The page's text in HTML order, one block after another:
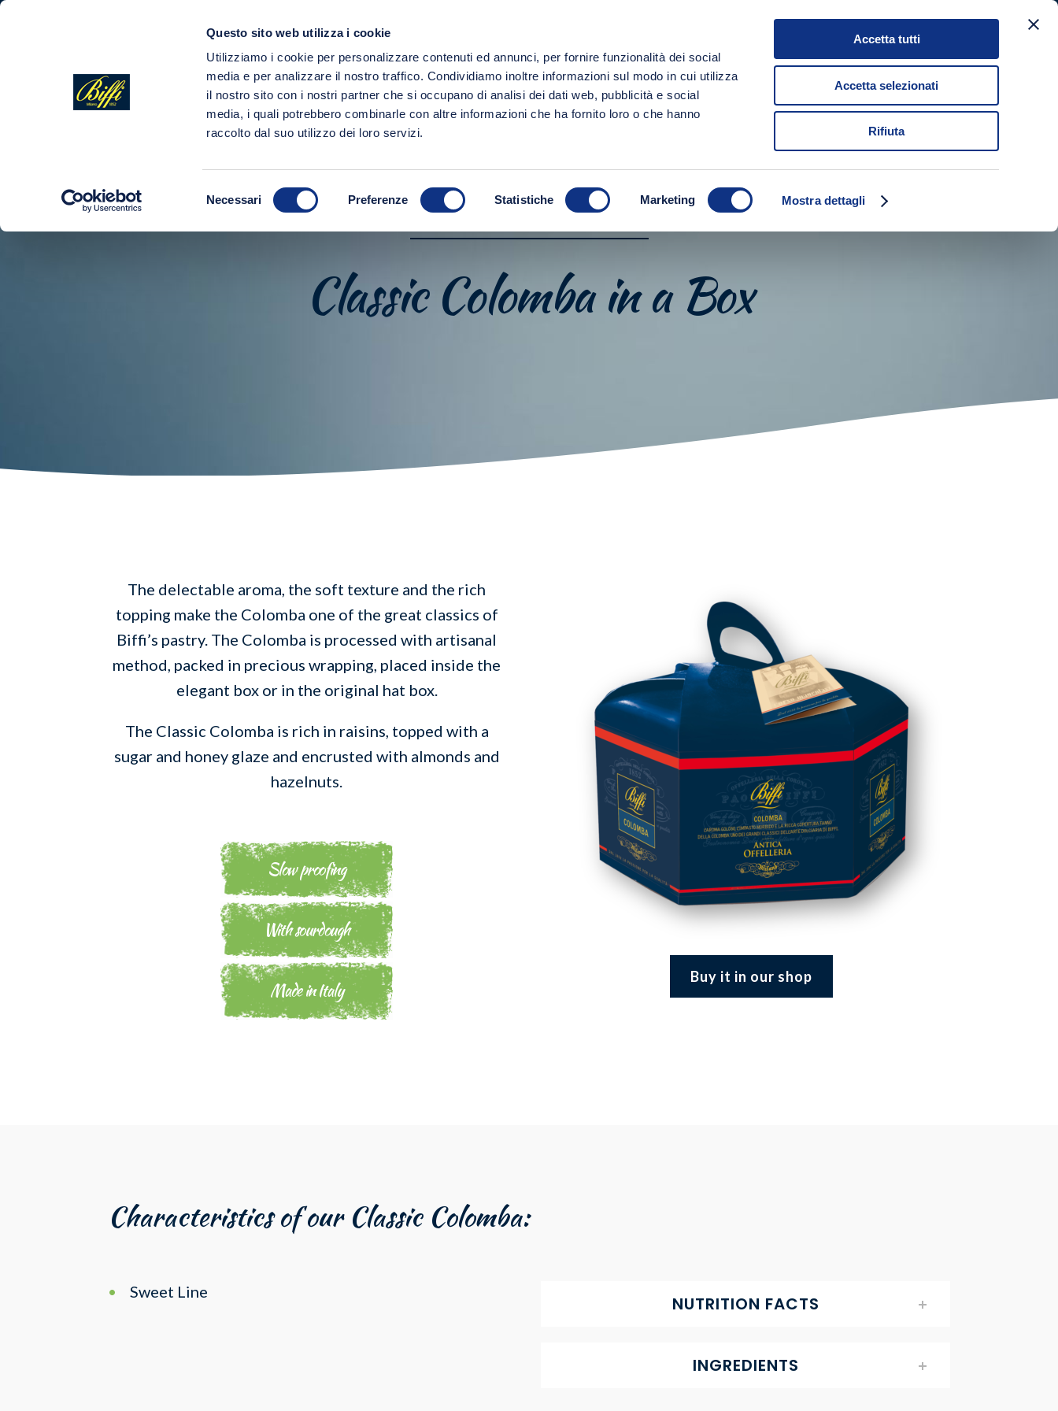
Questo sito web utilizza i cookie
Utilizziamo i cookie per personalizzare contenuti ed annunci, per fornire funzionalità dei social
media e per analizzare il nostro traffico. Condividiamo inoltre informazioni sul modo in cui utilizza
il nostro sito con i nostri partner che si occupano di analisi dei dati web, pubblicità e social
media, i quali potrebbero combinarle con altre informazioni che ha fornito loro o che hanno
raccolto dal suo utilizzo dei loro servizi.
Necessari Preferenze Statistiche Marketing Mostra dettagli
Accetta tutti
Accetta selezionati
Rifiuta
COMPANY PRODUCTS GET IN TOUCH
IT
SWEETS AND COFFEES
Classic Colomba in a Box
The delectable aroma, the soft texture and the rich
topping make the Colomba one of the great classics of
Biffi’s pastry. The Colomba is processed with artisanal
method, packed in precious wrapping, placed inside the
elegant box or in the original hat box.
The Classic Colomba is rich in raisins, topped with a
sugar and honey glaze and encrusted with almonds and
hazelnuts.
Slow proofing
With sourdough
Made in Italy
Buy it in our shop
Characteristics of our Classic Colomba:
Sweet Line
NUTRITION FACTS
INGREDIENTS